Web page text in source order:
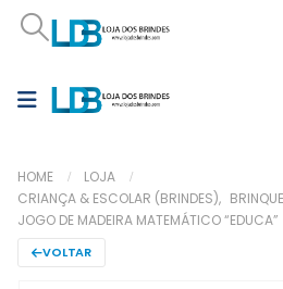
HOME
LOJA
CRIANÇA & ESCOLAR (BRINDES),
JOGO DE MADEIRA MATEMÁTICO “EDUCA”
VOLTAR